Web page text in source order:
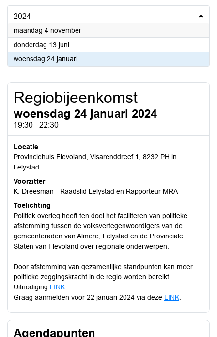
2024
maandag 4 november2024
donderdag 13 juni2024
woensdag 24 januari2024
Regiobijeenkomst
woensdag 24 januari 2024
19:30 - 22:30
Locatie
Provinciehuis Flevoland, Visarenddreef 1, 8232 PH in
Lelystad
Voorzitter
K. Dreesman - Raadslid Lelystad en Rapporteur MRA
Toelichting
Politiek overleg heeft ten doel het faciliteren van politieke
afstemming tussen de volksvertegenwoordigers van de
gemeenteraden van Almere, Lelystad en de Provinciale
Staten van Flevoland over regionale onderwerpen.
Door afstemming van gezamenlijke standpunten kan meer
politieke zeggingskracht in de regio worden bereikt.
Uitnodiging LINK
Graag aanmelden voor 22 januari 2024 via deze LINK
Agendapunten